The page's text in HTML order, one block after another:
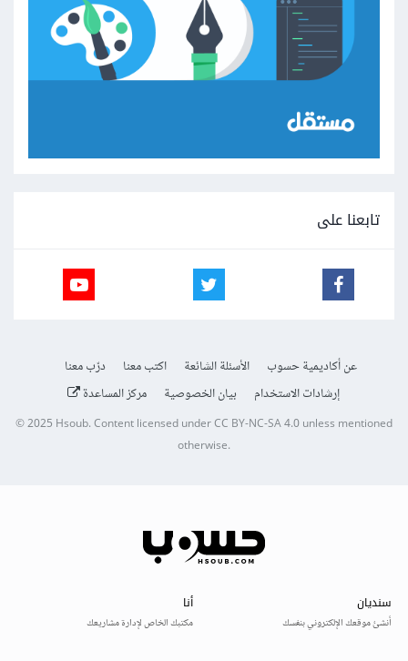
تابعنا على
عن أكاديمية حسوب الأسئلة الشائعة اكتب معنا
درّب معنا
إرشادات الاستخدام
بيان الخصوصية مركز المساعدة
© 2025Hsoub.Content licensed underCC BY-NC-SA 4.0unless mentioned
otherwise.